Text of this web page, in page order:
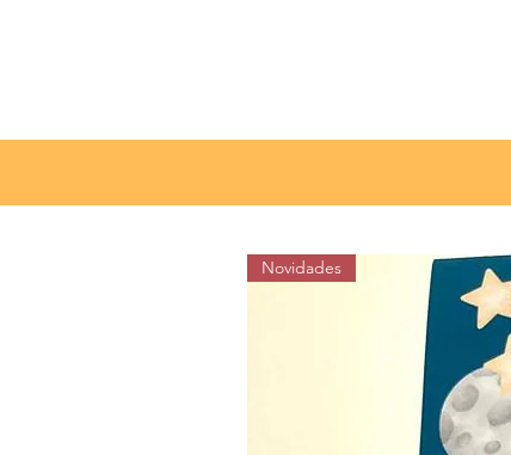
Novidades